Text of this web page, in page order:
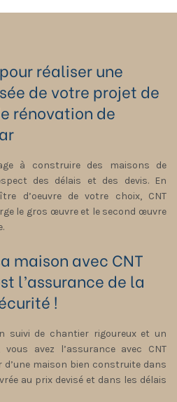
réaliser une
de votre projet de
rénovation de
à construire des maisons de
des délais et des devis. En
d’oeuvre de votre choix, CNT
le gros œuvre et le second œuvre
maison avec CNT
l’assurance de la
!
suivi de chantier rigoureux et un
avez l’assurance avec CNT
maison bien construite dans
au prix devisé et dans les délais